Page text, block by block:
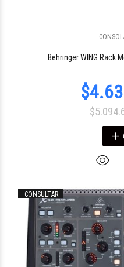
Behringer WING Rack
CONSULTAR
$1.352.642 91